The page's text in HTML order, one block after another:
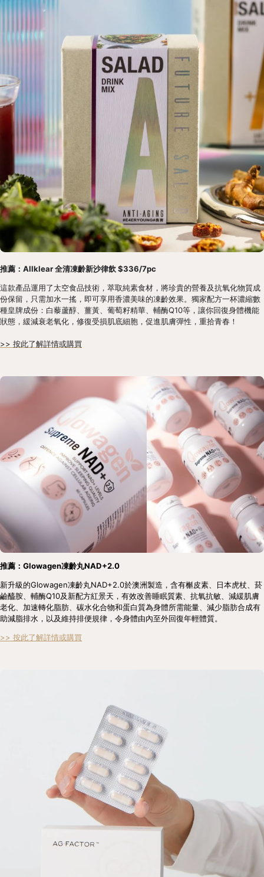
推薦：Allklear 全清凍齡新沙律飲 $336/7pc
這款產品運用了太空食品技術，萃取純素食材，將珍貴的營養及抗氧化物質成
份保留，只需加水一搖，即可享用香濃美味的凍齡效果。獨家配方一杯濃縮數
種皇牌成份：白藜蘆醇、薑黃、葡萄籽精華、輔酶Q10等，讓你回復身體機能
狀態，緩減衰老氧化，修復受損肌底細胞，促進肌膚彈性，重拾青春！
>> 按此了解詳情或購買
推薦：Glowagen凍齡丸NAD+2.0
新升級的Glowagen凍齡丸NAD+2.0於澳洲製造，含有槲皮素、日本虎杖、菸
鹼醯胺、輔酶Q10及新配方紅景天，有效改善睡眠質素、抗氧抗敏、減緩肌膚
老化、加速轉化脂肪、碳水化合物和蛋白質為身體所需能量、減少脂肪合成有
助減脂排水，以及維持排便規律，令身體由內至外回復年輕體質。
>> 按此了解詳情或購買